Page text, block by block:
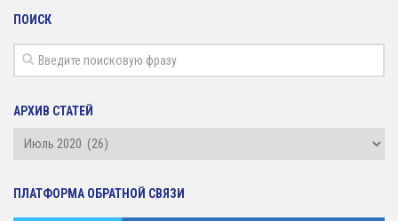
ПОИСК
АРХИВ СТАТЕЙ
Архив
ПЛАТФОРМА ОБРАТНОЙ СВЯЗИ